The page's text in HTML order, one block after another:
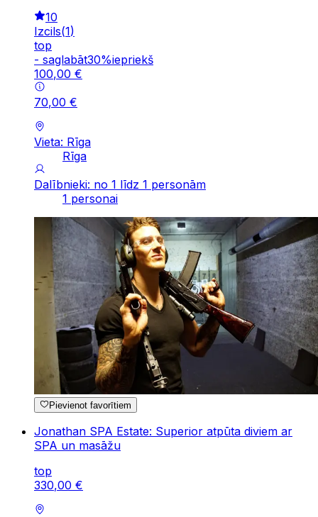
10
Izcils(1)
top
- saglabāt30%iepriekš
100,00 €
70,00 €
Vieta: Rīga
Rīga
Dalībnieki: no 1 līdz 1 personām
1 personai
Pievienot favorītiem
Jonathan SPA Estate: Superior atpūta diviem ar
SPA un masāžu
top
330,00 €